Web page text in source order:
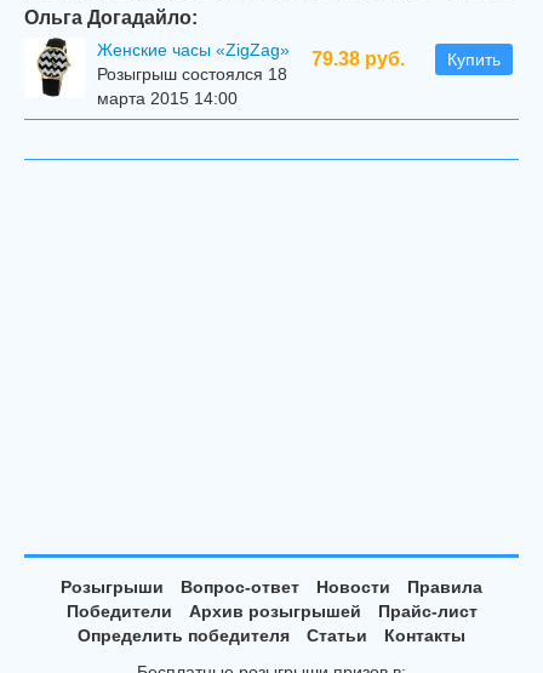
Ольга Догадайло:
79.38 руб. Купить
Женские часы «ZigZag»
Розыгрыш состоялся 18
марта 2015 14:00
Розыгрыши Вопрос-ответ Новости
Правила
Победители
Архив розыгрышей
Прайс-лист
Определить победителя
Статьи
Контакты